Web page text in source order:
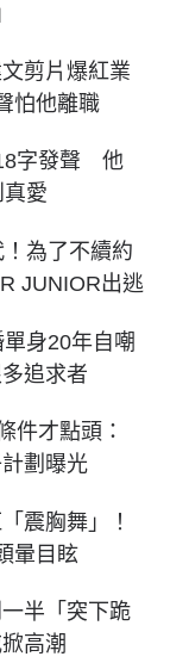
剪片爆紅業
怕他離職
字發聲 他
愛
為了不續約
JUNIOR出逃
身20年自嘲
追求者
件才點頭：
劃曝光
震胸舞」！
暈目眩
半「突下跪
高潮